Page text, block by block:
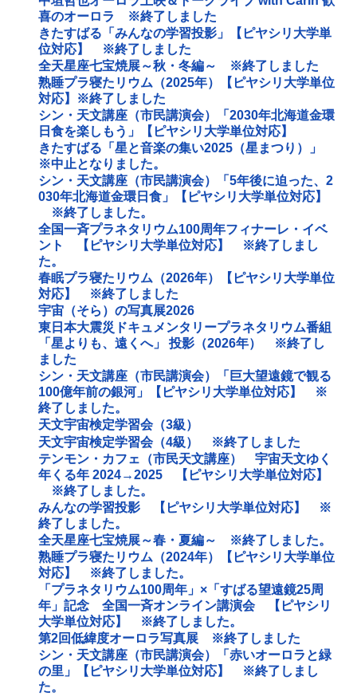
喜のオーロラ ※終了しました
きたすばる「みんなの学習投影」【ピヤシリ大学単
位対応】 ※終了しました
全天星座七宝焼展～秋・冬編～ ※終了しました
熟睡プラ寝たリウム（2025年）【ピヤシリ大学単位
対応】※終了しました
シン・天文講座（市民講演会）「2030年北海道金環
日食を楽しもう」【ピヤシリ大学単位対応】
きたすばる「星と音楽の集い2025（星まつり）」
※中止となりました。
シン・天文講座（市民講演会）「5年後に迫った、2
030年北海道金環日食」【ピヤシリ大学単位対応】
※終了しました。
全国一斉プラネタリウム100周年フィナーレ・イベ
ント 【ピヤシリ大学単位対応】 ※終了しまし
た。
春眠プラ寝たリウム（2026年）【ピヤシリ大学単位
対応】 ※終了しました
宇宙（そら）の写真展2026
東日本大震災ドキュメンタリープラネタリウム番組
「星よりも、遠くへ」 投影（2026年） ※終了し
ました
シン・天文講座（市民講演会）「巨大望遠鏡で観る
100億年前の銀河」【ピヤシリ大学単位対応】 ※
終了しました。
天文宇宙検定学習会（3級）
天文宇宙検定学習会（4級） ※終了しました
テンモン・カフェ（市民天文講座） 宇宙天文ゆく
年くる年 2024→2025 【ピヤシリ大学単位対応】
※終了しました。
みんなの学習投影 【ピヤシリ大学単位対応】 ※
終了しました。
全天星座七宝焼展～春・夏編～ ※終了しました。
熟睡プラ寝たリウム（2024年）【ピヤシリ大学単位
対応】 ※終了しました。
「プラネタリウム100周年」×「すばる望遠鏡25周
年」記念 全国一斉オンライン講演会 【ピヤシリ
大学単位対応】 ※終了しました。
第2回低緯度オーロラ写真展 ※終了しました
シン・天文講座（市民講演会）「赤いオーロラと緑
の里」【ピヤシリ大学単位対応】 ※終了しまし
た。